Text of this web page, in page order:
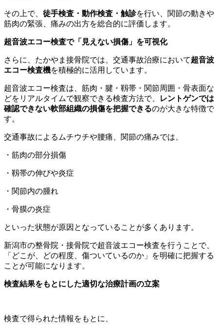
その上で、 徒手検査・動作検査・触診を行い、関節の動きや
筋肉の緊張、痛みの出方を総合的に評価します。
超音波エコー検査で「見えない損傷」を可視化
さらに、たかやま接骨院では、交通事故治療において超音波
エコー検査機を積極的に活用しています。
超音波エコー検査は、筋肉・腱・靱帯・関節周囲・骨表面な
どをリアルタイムで観察できる検査方法で、
レントゲンでは
確認できない軟部組織の損傷を把握できるのが大きな特徴で
す。
交通事故によるムチウチや腰痛、関節の痛みでは、
・筋肉の部分損傷
・靱帯の伸びや炎症
・関節内の腫れ
・骨膜の炎症
といった状態が原因となっていることが多くあります。
新潟市の整骨院・接骨院で超音波エコー検査を行うことで、
「どこが、どの程度、傷ついているのか」を明確に把握する
ことが可能になります。
検査結果をもとにした適切な治療計画の立案
検査で得られた情報をもとに、